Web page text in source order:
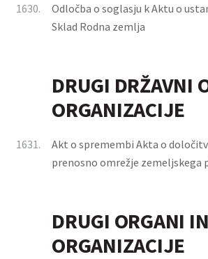
1630.
Odločba o soglasju k Aktu o
Sklad Rodna zemlja
DRUGI DRŽAVNI
ORGANIZACIJE
1631.
Akt o spremembi Akta o
prenosno omrežje zemeljskega
DRUGI ORGANI IN
ORGANIZACIJE